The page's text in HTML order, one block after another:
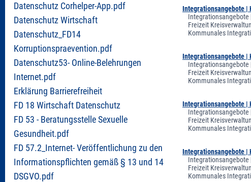
Datenschutz Corhelper-App.pdf
Datenschutz Wirtschaft
Datenschutz_FD14
Korruptionspraevention.pdf
Datenschutz53- Online-Belehrungen
Internet.pdf
Erklärung Barrierefreiheit
FD 18 Wirtschaft Datenschutz
FD 53 - Beratungsstelle Sexuelle
Gesundheit.pdf
FD 57.2_Internet- Veröffentlichung zu den
Informationspflichten gemäß § 13 und 14
DSGVO.pdf
Integrationsangebote |
Integrationsangebote
Freizeit
Kommunales
Integrationsangebote |
Integrationsangebote
Freizeit
Kommunales
Integrationsangebote |
Integrationsangebote
Freizeit
Kommunales
Integrationsangebote |
Integrationsangebote
Freizeit
Kommunales